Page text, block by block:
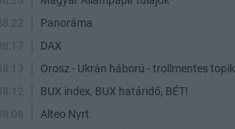
Panoráma
DAX
Orosz - Ukrán háború - trollmentes topik
BUX index, BUX határidő, BÉT!
Alteo Nyrt.